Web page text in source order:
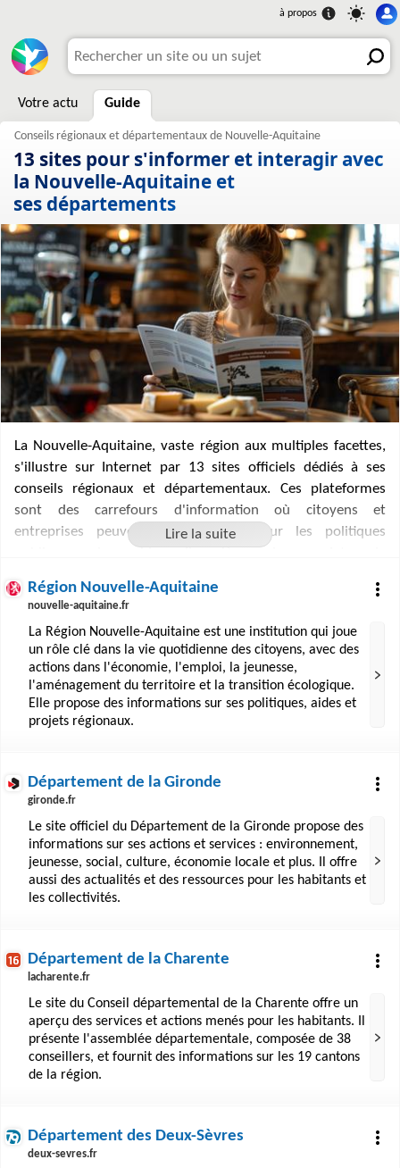
Votre actu Guide
13 sites pour s'informer et interagir avec
la Nouvelle-Aquitaine et
ses départements
La Nouvelle-Aquitaine, vaste région aux multiples facettes,
s'illustre sur Internet par 13 sites officiels dédiés à ses
conseils régionaux et départementaux. Ces plateformes
sont des carrefours d'information où citoyens et
entreprises peuvent se renseigner sur les politiques
aux Pyrénées-Atlantiques, en passant par la Dordogne ou la
locales, tout en facilitant l'accès aux démarches en ligne et
en encourageant la participation citoyenne. Ces ressources
numériques reflètent l'engagement des territoires pour une
gouvernance transparente et proche des habitants.
Région Nouvelle-Aquitaine
nouvelle-aquitaine.fr
La Région Nouvelle-Aquitaine est une institution qui joue
un rôle clé dans la vie quotidienne des citoyens, avec des
actions dans l'économie, l'emploi, la jeunesse,
l'aménagement du territoire et la transition écologique.
Elle propose des informations sur ses politiques, aides et
projets régionaux.
Département de la Gironde
gironde.fr
Le site officiel du Département de la Gironde propose des
informations sur ses actions et services : environnement,
jeunesse, social, culture, économie locale et plus. Il offre
aussi des actualités et des ressources pour les habitants et
les collectivités.
Département de la Charente
lacharente.fr
Le site du Conseil départemental de la Charente offre un
aperçu des services et actions menés pour les habitants. Il
présente l'assemblée départementale, composée de 38
conseillers, et fournit des informations sur les 19 cantons
de la région.
Département des Deux-Sèvres
deux-sevres.fr